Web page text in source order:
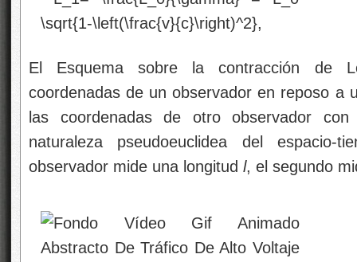
El Esquema sobre la contracción de
coordenadas de un observador en reposo a
las coordenadas de otro observador
naturaleza pseudoeuclidea del espacio-
observador mide una longitud l, el segundo